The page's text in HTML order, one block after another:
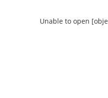
Unable to open